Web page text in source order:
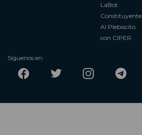
LaBot
Constituyente
Al Plebiscito
con CIPER
Síguenos en: